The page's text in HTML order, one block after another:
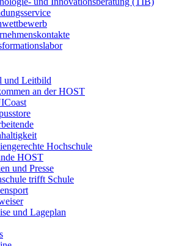
und Leitbild
an der HOST
Hochschule
HOST
und Presse
trifft Schule
und Lageplan